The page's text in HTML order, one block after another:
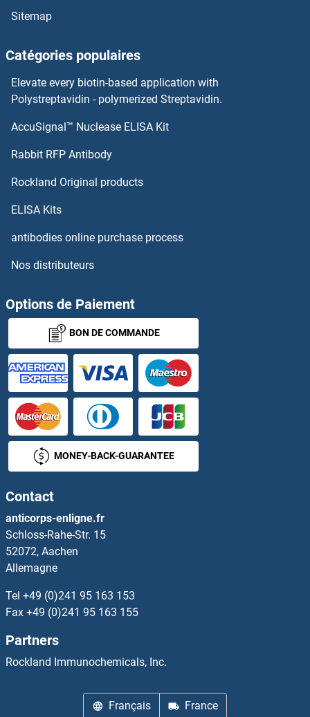
MAML1 Anticorps
MANSC1 Anticorps
MAO Anticorps
MAP1 Anticorps
MAP1A Anticorps
MAP1B Anticorps
MAP1LC3A Anticorps
MAP1S Anticorps
MAP2 Anticorps
MAP2K3 Anticorps
MAP2K5 Anticorps
MAP2K6 Anticorps
MAP2K7 Anticorps
MAP3K1 Anticorps
MAP3K10 Anticorps
MAP3K11 Anticorps
MAP3K14 Anticorps
MAP3K15 Anticorps
Sitemap
Catégories populaires
Elevate every biotin-based application with
Polystreptavidin - polymerized Streptavidin.
AccuSignal™ Nuclease ELISA Kit
Rabbit RFP Antibody
Rockland Original products
ELISA Kits
antibodies online purchase process
Nos distributeurs
Options de Paiement
BON DE COMMANDE
MONEY-BACK-GUARANTEE
Contact
anticorps-enligne.fr
Schloss-Rahe-Str. 15
52072, Aachen
Allemagne
Tel +49 (0)241 95 163 153
Fax +49 (0)241 95 163 155
Partners
Rockland Immunochemicals, Inc.
Français France